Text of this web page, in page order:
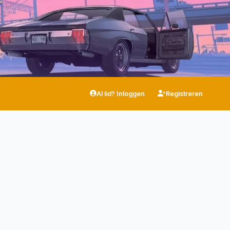
Al lid? Inloggen Registreren